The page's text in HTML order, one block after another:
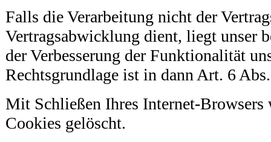
Falls die Verarbeitung nicht der
Vertragsabwicklung dient, liegt unser
der Verbesserung der Funktionalität
Rechtsgrundlage ist in dann Art. 6
Mit Schließen Ihres Internet-Browsers
Cookies gelöscht.